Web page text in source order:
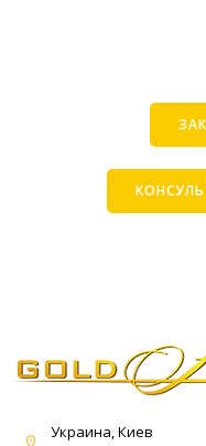
Украина, Киев